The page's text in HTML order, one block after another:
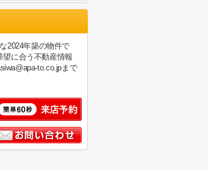
2024年築の物件で
に合う不動産情報
to.co.jpまで